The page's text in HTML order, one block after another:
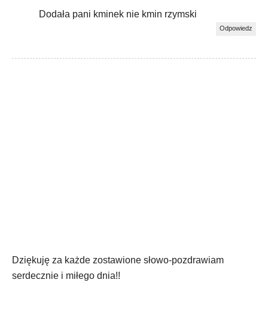
Dodała pani kminek nie kmin rzymski
Odpowiedz
Dziękuję za każde zostawione słowo-pozdrawiam
serdecznie i miłego dnia!!